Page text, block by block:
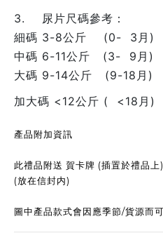
3. 尿片尺碼參考：
細碼 3-8公斤 (0- 3月)
中碼 6-11公斤 (3- 9月)
大碼 9-14公斤 (9-18月)
加大碼 <12公斤 ( <18月)
產品附加資訊
此禮品附送 賀卡牌 (插置於禮品
(放在信封内)
圖中產品款式會因應季節/貨源而